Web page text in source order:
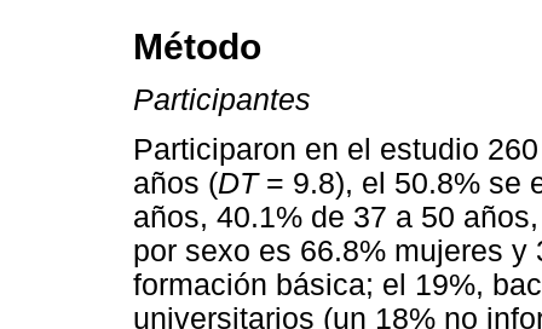
Método
Participantes
Participaron en el estudio
años (DT= 9.8), el 50.8% se
años, 40.1% de 37 a 50
por sexo es 66.8% mujeres
formación básica; el 19%,
universitarios (un 18% no